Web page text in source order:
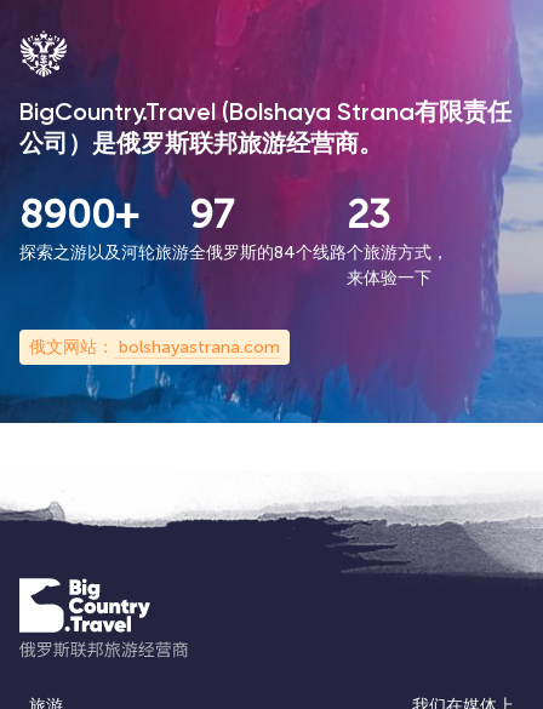
BigCountry.Travel (Bolshaya Strana有限责任
公司）是俄罗斯联邦旅游经营商。
8900+
探索之游以及河轮旅游
97
全俄罗斯的84个线路
23
个旅游方式，
来体验一下
俄文网站： bolshayastrana.com